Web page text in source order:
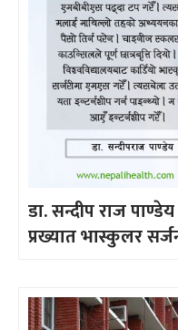
डा. सन्दीप राज
प्रख्यात भास्कुलर